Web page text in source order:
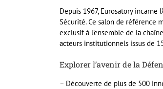
Depuis 1967, Eurosatory
Sécurité. Ce salon de référence
exclusif à l’ensemble de la
acteurs institutionnels issus de
Explorer l’avenir de la
– Découverte de plus de 500